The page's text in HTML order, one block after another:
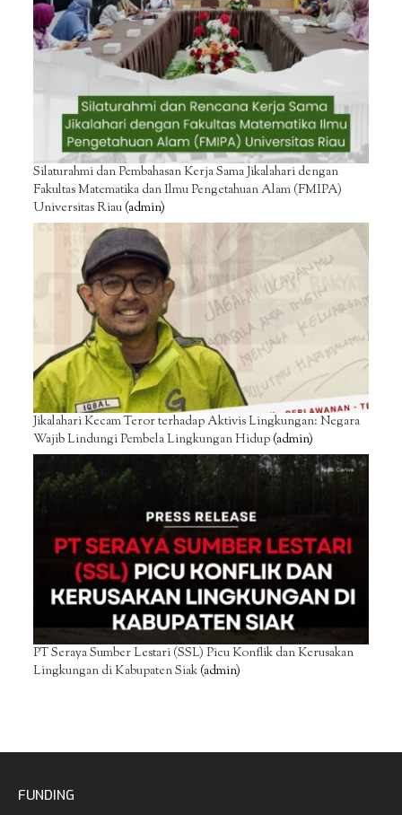
Silaturahmi dan Pembahasan Kerja Sama Jikalahari dengan
Fakultas Matematika dan Ilmu Pengetahuan Alam (FMIPA)
Universitas Riau(admin)
Jikalahari Kecam Teror terhadap Aktivis Lingkungan: Negara
Wajib Lindungi Pembela Lingkungan Hidup(admin)
PT Seraya Sumber Lestari (SSL) Picu Konflik dan Kerusakan
Lingkungan di Kabupaten Siak(admin)
FUNDING